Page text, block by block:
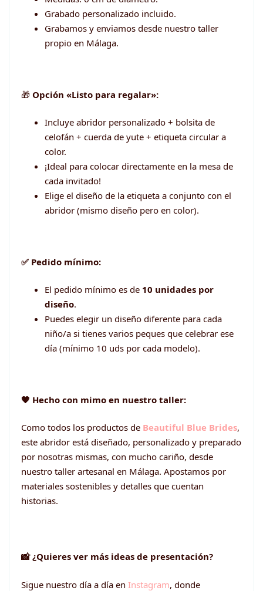
Grabado personalizado incluido.
Grabamos y enviamos desde nuestro taller
propio en Málaga.
🎁 Opción «Listo para regalar»:
Incluye abridor personalizado + bolsita de
celofán + cuerda de yute + etiqueta circular a
color.
¡Ideal para colocar directamente en la mesa de
cada invitado!
Elige el diseño de la etiqueta a conjunto con el
abridor (mismo diseño pero en color).
✅ Pedido mínimo:
El pedido mínimo es de 10 unidades por
diseño.
Puedes elegir un diseño diferente para cada
niño/a si tienes varios peques que celebrar ese
día (mínimo 10 uds por cada modelo).
🧡 Hecho con mimo en nuestro taller:
Como todos los productos de Beautiful Blue Brides,
este abridor está diseñado, personalizado y preparado
por nosotras mismas, con mucho cariño, desde
nuestro taller artesanal en Málaga. Apostamos por
materiales sostenibles y detalles que cuentan
historias.
📸 ¿Quieres ver más ideas de presentación?
Sigue nuestro día a día en Instagram, donde